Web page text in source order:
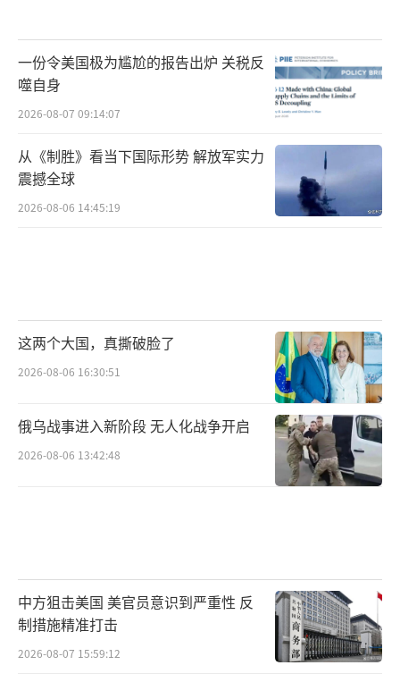
一份令美国极为尴尬的报告出炉 关税反
噬自身
2026-08-07 09:14:07
从《制胜》看当下国际形势 解放军实力
震撼全球
2026-08-06 14:45:19
这两个大国，真撕破脸了
2026-08-06 16:30:51
俄乌战事进入新阶段 无人化战争开启
2026-08-06 13:42:48
中方狙击美国 美官员意识到严重性 反
制措施精准打击
2026-08-07 15:59:12